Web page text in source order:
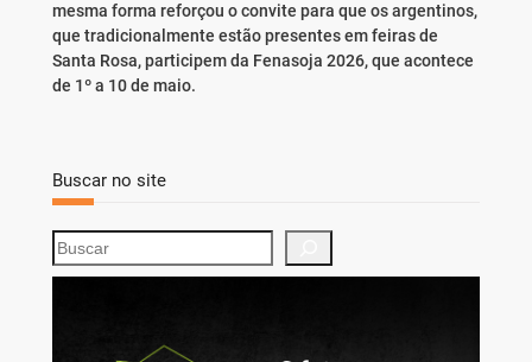
mesma forma reforçou o convite para que os argentinos,
que tradicionalmente estão presentes em feiras de
Santa Rosa, participem da Fenasoja 2026, que acontece
de 1º a 10 de maio.
Buscar no site
S
e